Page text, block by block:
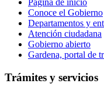
Página de inicio
Conoce el Gobierno
Departamentos y
Atención ciudadana
Gobierno abierto
Gardena, portal de
Trámites y servicios